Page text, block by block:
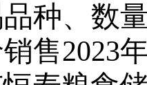
种、数
售2023